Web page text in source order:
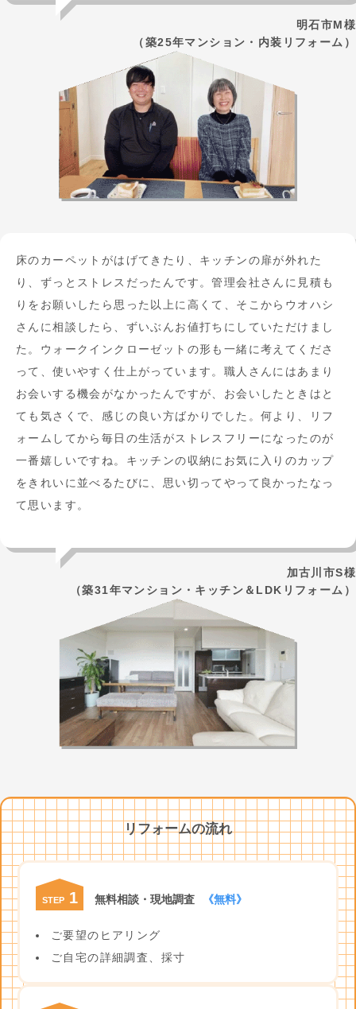
明石市M様
（築25年マンション・内装リフォーム）
床のカーペットがはげてきたり、キッチンの扉が外れた
り、ずっとストレスだったんです。管理会社さんに見積も
りをお願いしたら思った以上に高くて、そこからウオハシ
さんに相談したら、ずいぶんお値打ちにしていただけまし
た。ウォークインクローゼットの形も一緒に考えてくださ
って、使いやすく仕上がっています。職人さんにはあまり
お会いする機会がなかったんですが、お会いしたときはと
ても気さくで、感じの良い方ばかりでした。何より、リフ
ォームしてから毎日の生活がストレスフリーになったのが
一番嬉しいですね。キッチンの収納にお気に入りのカップ
をきれいに並べるたびに、思い切ってやって良かったなっ
て思います。
加古川市S様
（築31年マンション・キッチン＆LDKリフォーム）
リフォームの流れ
STEP 1 無料相談・現地調査 《無料》
ご要望のヒアリング
ご自宅の詳細調査、採寸